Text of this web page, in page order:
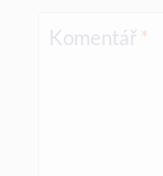
Komentář *